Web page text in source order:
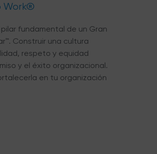
Work®
fundamental de un Gran
Construir una cultura
respeto y equidad
y el éxito organizacional.
en tu organización